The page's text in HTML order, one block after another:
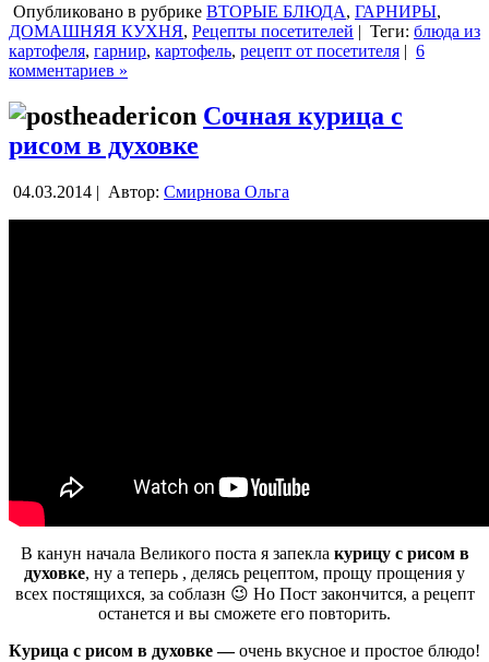
Опубликовано в рубрике ВТОРЫЕ БЛЮДА, ГАРНИРЫ,
ДОМАШНЯЯ КУХНЯ, Рецепты посетителей | Теги: блюда из
картофеля, гарнир, картофель, рецепт от посетителя | 6
комментариев »
Сочная курица с
рисом в духовке
04.03.2014 | Автор: Смирнова Ольга
В канун начала Великого поста я запекла курицу с рисом в
духовке, ну а теперь , делясь рецептом, прощу прощения у
всех постящихся, за соблазн 😉 Но Пост закончится, а рецепт
останется и вы сможете его повторить.
Курица с рисом в духовке —очень вкусное и простое блюдо!